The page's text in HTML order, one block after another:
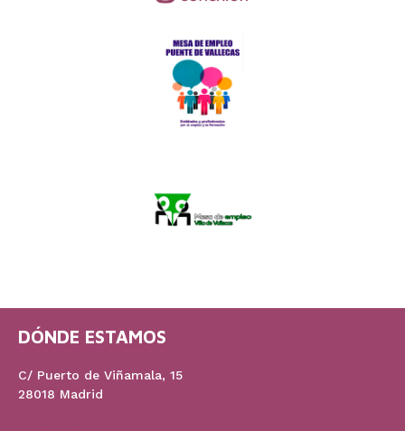
DÓNDE ESTAMOS
C/ Puerto de Viñamala, 15
28018 Madrid